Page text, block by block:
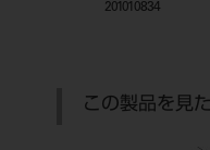
201010834
この製品を見